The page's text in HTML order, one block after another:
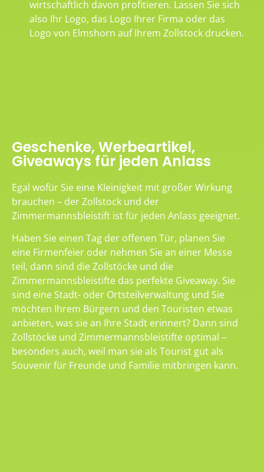
wirtschaftlich davon profitieren. Lassen Sie sich
also Ihr Logo, das Logo Ihrer Firma oder das
Logo von Elmshorn auf Ihrem Zollstock drucken.
Geschenke, Werbeartikel,
Giveaways für jeden Anlass
Egal wofür Sie eine Kleinigkeit mit großer Wirkung
brauchen – der Zollstock und der
Zimmermannsbleistift ist für jeden Anlass geeignet.
Haben Sie einen Tag der offenen Tür, planen Sie
eine Firmenfeier oder nehmen Sie an einer Messe
teil, dann sind die Zollstöcke und die
Zimmermannsbleistifte das perfekte Giveaway. Sie
sind eine Stadt- oder Ortsteilverwaltung und Sie
möchten Ihrem Bürgern und den Touristen etwas
anbieten, was sie an Ihre Stadt erinnert? Dann sind
Zollstöcke und Zimmermannsbleistifte optimal –
besonders auch, weil man sie als Tourist gut als
Souvenir für Freunde und Familie mitbringen kann.